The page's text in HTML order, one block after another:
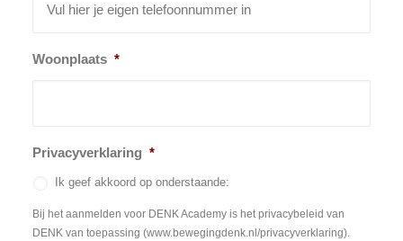
Woonplaats *
Privacyverklaring *
Ik geef akkoord op onderstaande:
Bij het aanmelden voor DENK Academy is het privacybeleid van
DENK van toepassing (www.bewegingdenk.nl/privacyverklaring).